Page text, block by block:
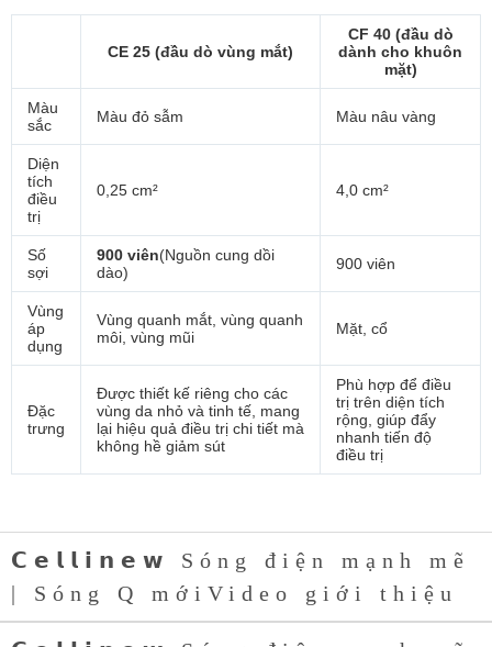
CE 25 (đầu dò vùng mắt)
CF 40 (đầu dò
dành cho khuôn
mặt)
Màu
sắc
Màu đỏ sẫm Màu nâu vàng
Diện
tích
điều
trị
0,25 cm² 4,0 cm²
Số
sợi
900 viên(Nguồn cung dồi
dào)
900 viên
Vùng
áp
dụng
Vùng quanh mắt, vùng quanh
môi, vùng mũi
Mặt, cổ
Đặc
trưng
Được thiết kế riêng cho các
vùng da nhỏ và tinh tế, mang
lại hiệu quả điều trị chi tiết mà
không hề giảm sút
Phù hợp để điều
trị trên diện tích
rộng, giúp đẩy
nhanh tiến độ
điều trị
𝗖𝗲𝗹𝗹𝗶𝗻𝗲𝘄 Sóng điện mạnh mẽ
| Sóng Q mớiVideo giới thiệu